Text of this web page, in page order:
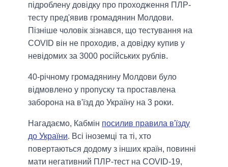
підроблену довідку про проходження ПЛР-
тесту пред'явив громадянин Молдови.
Пізніше чоловік зізнався, що тестування на
COVID він не проходив, а довідку купив у
невідомих за 3000 російських рублів.
40-річному громадянину Молдови було
відмовлено у пропуску та проставлена
заборона на в'їзд до Україну на 3 роки.
Нагадаємо, Кабмін посилив правила в'їзду
до України. Всі іноземці та ті, хто
повертаються додому з інших країн, повинні
мати негативний ПЛР-тест на COVID-19,